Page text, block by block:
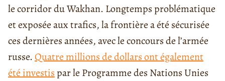
le corridor du Wakhan. Longtemps problématique
et exposée aux trafics, la frontière a été sécurisée
ces dernières années, avec le concours de l’armée
russe.Quatre millions de dollars ont également
été investispar le Programme des Nations Unies